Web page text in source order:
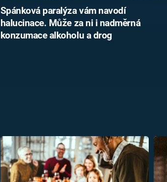
Spánková paralýza vám navodí
halucinace. Může za ni i nadměrná
konzumace alkoholu a drog